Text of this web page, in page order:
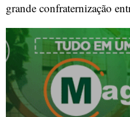
grande confraternização